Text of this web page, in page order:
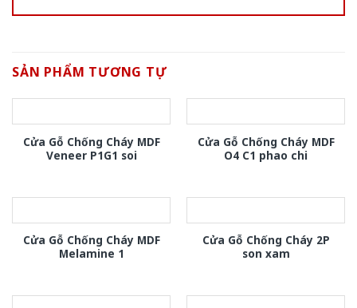
SẢN PHẨM TƯƠNG TỰ
Cửa Gỗ Chống Cháy MDF
Veneer P1G1 soi
Cửa Gỗ Chống Cháy MDF
O4 C1 phao chi
Cửa Gỗ Chống Cháy MDF
Melamine 1
Cửa Gỗ Chống Cháy 2P
son xam